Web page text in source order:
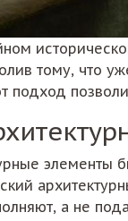
тому, что
подход
элементы
а не